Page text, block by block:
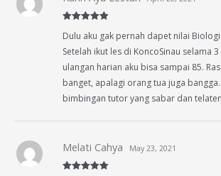
of 5
Dulu aku gak pernah dapet nilai
Setelah ikut les di KoncoSinau selama
ulangan harian aku bisa sampai 85.
banget, apalagi orang tua juga
bimbingan tutor yang sabar dan
Melati Cahya May 23, 2021